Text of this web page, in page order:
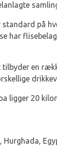
på
har
en
ligger 20
Hurghada,